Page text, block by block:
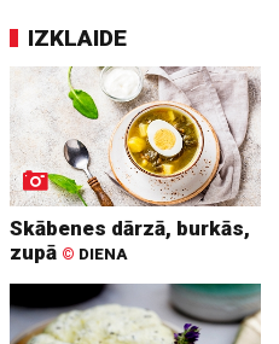
IZKLAIDE
Skābenes dārzā, burkās,
zupā © DIENA